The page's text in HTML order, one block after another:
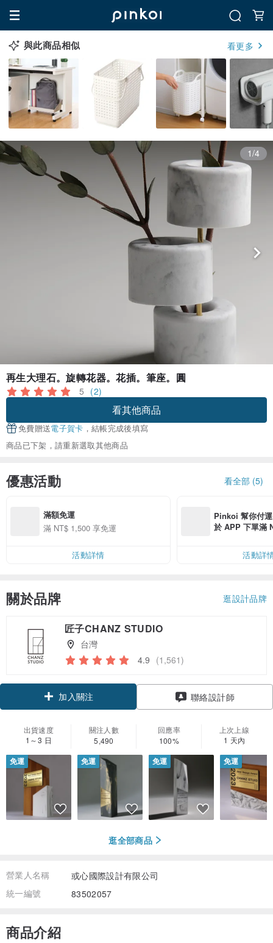
與此商品相似 看更多
1/4
再生大理石。旋轉花器。花插。筆座。圓
5 (2)
看其他商品
免費贈送電子賀卡 ，結帳完成後填寫
商品已下架，請重新選取其他商品
優惠活動 看全部 (5)
滿額免運
滿 NT$ 1,500 享免運
活動詳情
Pinkoi 幫你付
於 APP 下單滿
活動詳
關於品牌 逛設計品牌
匠子CHANZ STUDIO
台灣
4.9 (1,561)
加入關注 聯絡設計師
出貨速度
1～3 日
關注人數
5,490
回應率
100%
上次上線
1 天內
免運 免運 免運 免運
逛全部商品
營業人名稱
或心國際設計有限公司
統一編號
83502057
商品介紹